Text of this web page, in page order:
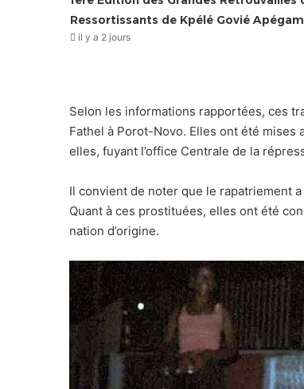
Ressortissants de Kpélé Govié
il y a 2 jours
Selon les informations rapportées, ces
Fathel à Porot-Novo. Elles ont été mises
elles, fuyant l’office Centrale de la
Il convient de noter que le rapatriement
Quant à ces prostituées, elles ont été
nation d’origine.